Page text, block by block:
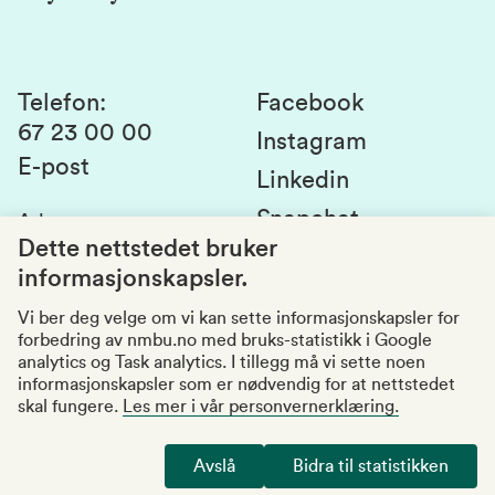
Kontakt oss
Studier og emner
Studenttinget
Si fra om avvik
Kvalitet i utdanningen
Telefon:
67 23 00 00
E-post
Adresse:
Postboks 5003
1432 Ås
Organisasjonsnummer
969159570
Besøksadresser
Facebook
Instagram
Linkedin
Snapchat
Tilgjengelighetserklæring
Personvernerklæring
Dette nettstedet bruker
informasjonskapsler.
Vi ber deg velge om vi kan sette informasjonskapsler for
forbedring av nmbu.no med bruks-statistikk i Google
analytics og Task analytics. I tillegg må vi sette noen
informasjonskapsler som er nødvendig for at nettstedet
skal fungere.
Les mer i vår personvernerklæring.
Avslå Bidra til statistikken